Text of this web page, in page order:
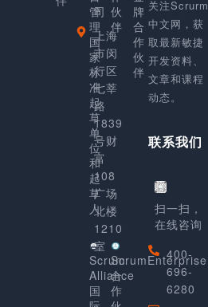
司
上海
市闵
行区
七莘
路
1839
号财
富
108
广场
北楼
1210
室
管
理
国
家
标
准
起
草
单
位
和
起
草
人
伙
伴
牌
合
作
伙
伴
Scrum
Alliance
国
ScrumEnterprise
合
作
关注Scrurm
中文网，获
取最新敏捷
开发资料、
文章和课程
动态。
联系我们
扫一扫，
在线咨询
400-
696-
6280